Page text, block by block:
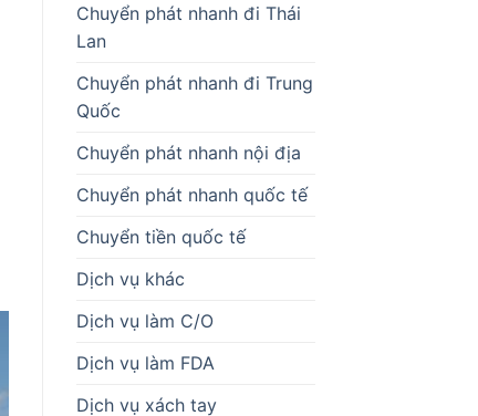
Chuyển phát nhanh đi Thái
Lan
Chuyển phát nhanh đi Trung
Quốc
Chuyển phát nhanh nội địa
Chuyển phát nhanh quốc tế
Chuyển tiền quốc tế
Dịch vụ khác
Dịch vụ làm C/O
Dịch vụ làm FDA
Dịch vụ xách tay